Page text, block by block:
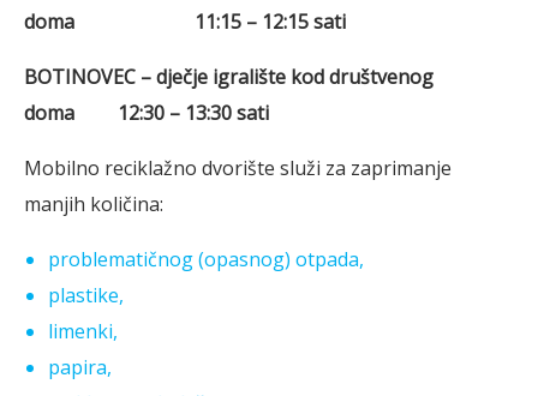
doma 11:15 – 12:15 sati
BOTINOVEC – dječje igralište kod društvenog
doma 12:30 – 13:30 sati
Mobilno reciklažno dvorište služi za zaprimanje
manjih količina:
problematičnog (opasnog) otpada,
plastike,
limenki,
papira,